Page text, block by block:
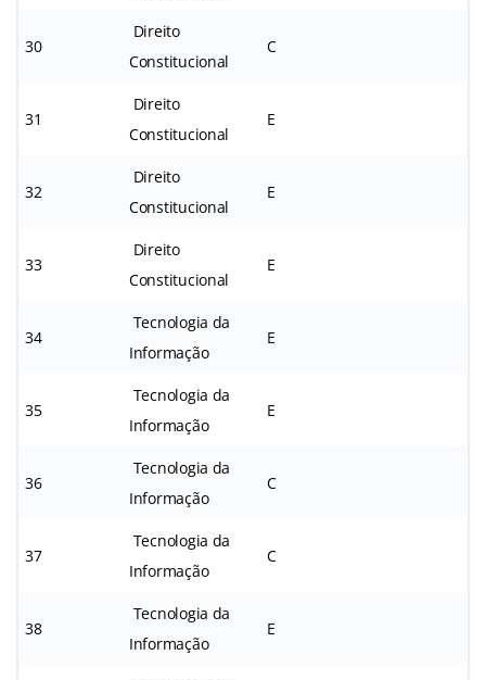
30
Direito
Constitucional
C
31
Direito
Constitucional
E
32
Direito
Constitucional
E
33
Direito
Constitucional
E
34
Tecnologia da
Informação
E
35
Tecnologia da
Informação
E
36
Tecnologia da
Informação
C
37
Tecnologia da
Informação
C
38
Tecnologia da
Informação
E